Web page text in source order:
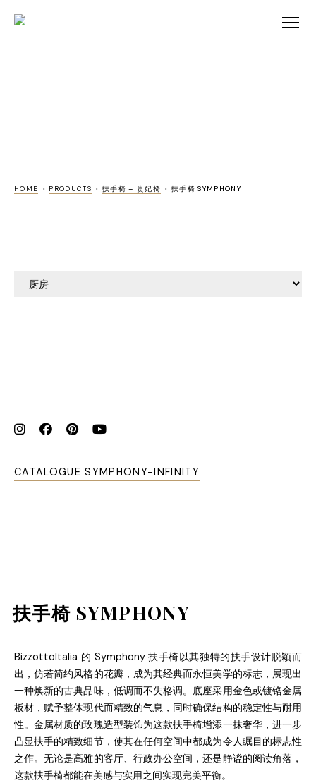
HOME > PRODUCTS >扶手椅 – 贵妃椅 >扶手椅 SYMPHONY
CATALOGUE SYMPHONY-INFINITY
扶手椅 SYMPHONY
BizzottoItalia 的 Symphony扶手椅以其独特的扶手设计脱颖而
出，仿若简约风格的花瓣，成为其经典而永恒美学的标志，展现出
一种焕新的古典品味，低调而不失格调。底座采用金色或镀铬金属
板材，赋予整体现代而精致的气息，同时确保结构的稳定性与耐用
性。金属材质的玫瑰造型装饰为这款扶手椅增添一抹奢华，进一步
凸显扶手的精致细节，使其在任何空间中都成为令人瞩目的标志性
之作。无论是高雅的客厅、行政办公空间，还是静谧的阅读角落，
这款扶手椅都能在美感与实用之间实现完美平衡。